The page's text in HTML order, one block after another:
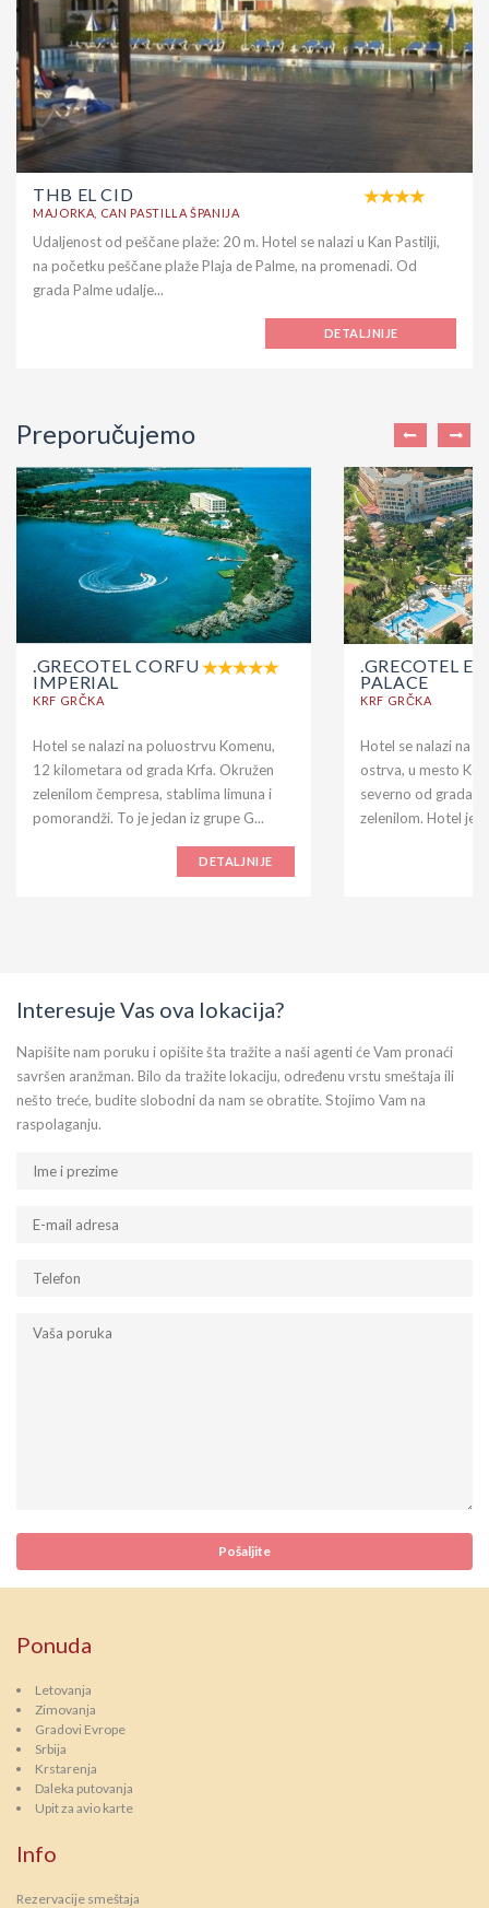
THB EL CID
MAJORKA, CAN PASTILLA ŠPANIJA
Udaljenost od peščane plaže: 20 m. Hotel se nalazi u Kan Pastilji,
na početku peščane plaže Plaja de Palme, na promenadi. Od
grada Palme udalje...
DETALJNIJE
Preporučujemo
.GRECOTEL CORFU
IMPERIAL
KRF GRČKA
Hotel se nalazi na poluostrvu Komenu,
12 kilometara od grada Krfa. Okružen
zelenilom čempresa, stablima limuna i
pomorandži. To je jedan iz grupe G...
DETALJNIJE
.GRECOTEL
PALACE
KRF GRČKA
Hotel se nalazi na
ostrva, u mesto
severno od grada
zelenilom. Hotel je
Interesuje Vas ova lokacija?
Napišite nam poruku i opišite šta tražite a naši agenti će Vam pronaći
savršen aranžman. Bilo da tražite lokaciju, određenu vrstu smeštaja ili
nešto treće, budite slobodni da nam se obratite. Stojimo Vam na
raspolaganju.
Ponuda
Letovanja
Zimovanja
Gradovi Evrope
Srbija
Krstarenja
Daleka putovanja
Upit za avio karte
Info
Rezervacije smeštaja